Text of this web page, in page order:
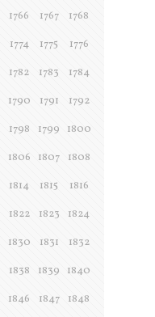
1766 1767
1768
1774 1775
1776
1782 1783
1784
1790 1791
1792
1798 1799
1800
1806 1807
1808
1814 1815
1816
1822 1823
1824
1830 1831
1832
1838 1839
1840
1846 1847 1848